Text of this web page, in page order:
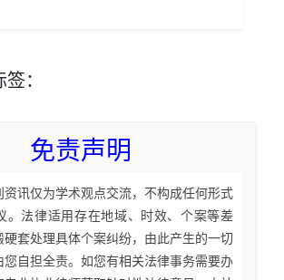
签：
免责声明
资讯仅为学术观点交流，不构成任何形式
。法律适用存在地域、时效、个案等差
硬套处理具体个案纠纷，由此产生的一切
您自担全责。如您有相关法律事务需要办